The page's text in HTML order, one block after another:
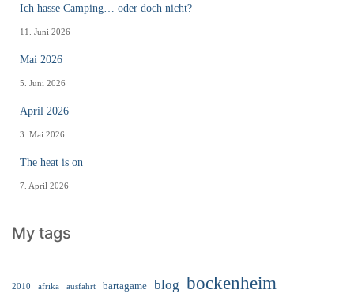
Ich hasse Camping… oder doch nicht?
11. Juni 2026
Mai 2026
5. Juni 2026
April 2026
3. Mai 2026
The heat is on
7. April 2026
My tags
2010 afrika ausfahrt bartagame blog bockenheim